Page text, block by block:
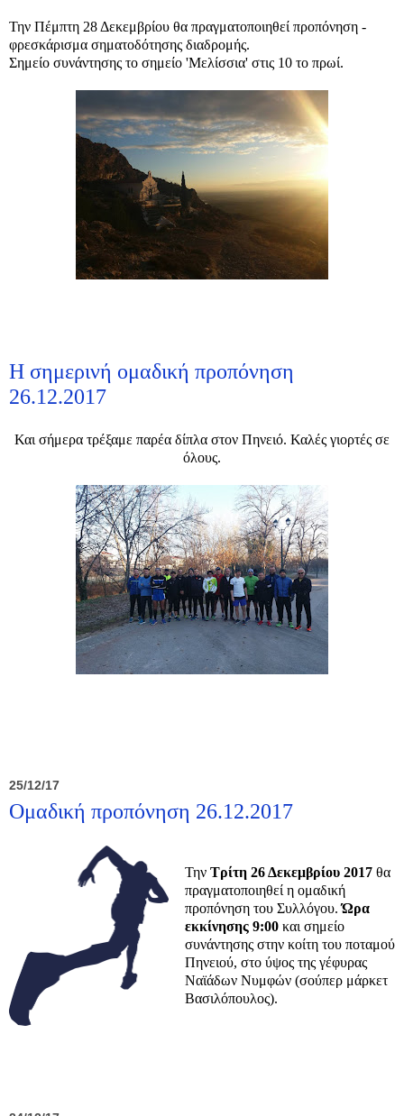
Την Πέμπτη 28 Δεκεμβρίου θα πραγματοποιηθεί προπόνηση -
φρεσκάρισμα σηματοδότησης διαδρομής.
Σημείο συνάντησης το σημείο 'Μελίσσια' στις 10 το πρωί.
Η σημερινή ομαδική προπόνηση
26.12.2017
Και σήμερα τρέξαμε παρέα δίπλα στον Πηνειό. Καλές γιορτές σε
όλους.
25/12/17
Ομαδική προπόνηση 26.12.2017
Την Τρίτη 26 Δεκεμβρίου 2017θα
πραγματοποιηθεί η ομαδική
προπόνηση του Συλλόγου.Ώρα
εκκίνησης 9:00και σημείο
συνάντησης στην κοίτη του ποταμού
Πηνειού, στο ύψος της γέφυρας
Ναϊάδων Νυμφών (σούπερ μάρκετ
Βασιλόπουλος).